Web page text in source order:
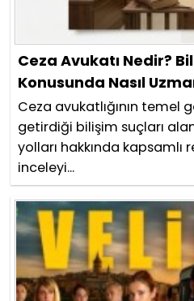
Ceza Avukatı Nedir?
Konusunda Nasıl
Ceza avukatlığının temel
getirdiği bilişim suçları
yolları hakkında kapsamlı
inceleyi...